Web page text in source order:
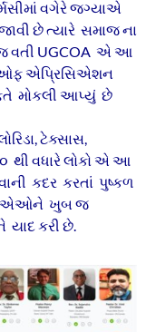
વગેરે જગ્યાએ
છે ત્યારે સમાજ ના
વતી UGCOA એ આ
ઓફ એપ્રિસિએશન
મોકલી આપ્યું છે
ટેક્સાસ,
થી વધારે લોકો એ આ
કદર કરતાં પુષ્કળ
એઓને ખુબ જ
કરી છે.